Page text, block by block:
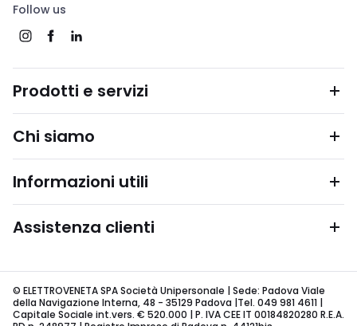
Follow us
Prodotti e servizi
Chi siamo
Informazioni utili
Assistenza clienti
© ELETTROVENETA SPA Società Unipersonale | Sede: Padova Viale
della Navigazione Interna, 48 - 35129 Padova |Tel. 049 981 4611 |
Capitale Sociale int.vers. € 520.000 | P. IVA CEE IT 00184820280 R.E.A.